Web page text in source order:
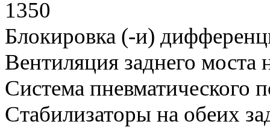
1350
Блокировка (-и)
Вентиляция заднего моста
Система пневматического
Стабилизаторы на обеих